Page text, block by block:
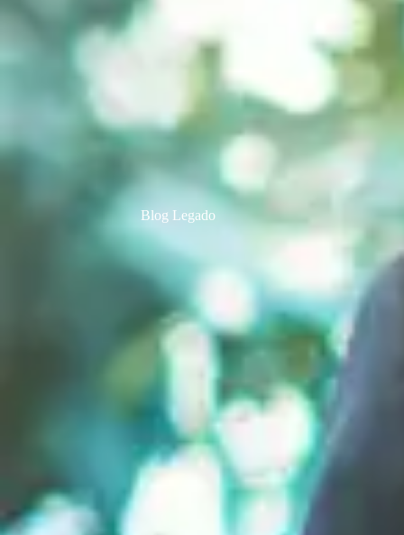
Blog Legado